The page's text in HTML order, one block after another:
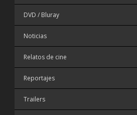
DVD / Bluray
Noticias
Relatos de cine
Reportajes
Trailers